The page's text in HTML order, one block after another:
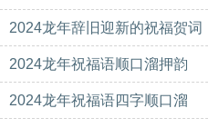
2024龙年辞旧迎新的祝福贺词
2024龙年祝福语顺口溜押韵
2024龙年祝福语四字顺口溜